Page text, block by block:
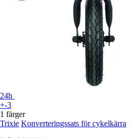
24h
+-3
1 färger
Trixie Konverteringssats för cykelkärra